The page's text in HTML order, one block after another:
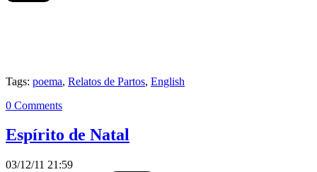
Tags: poema, Relatos de Partos, English
0 Comments
Espírito de Natal
03/12/11 21:59